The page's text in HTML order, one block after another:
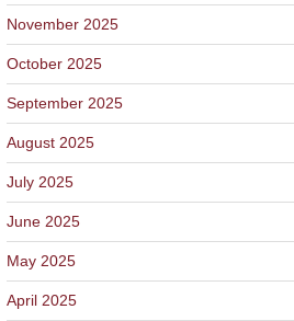
November 2025
October 2025
September 2025
August 2025
July 2025
June 2025
May 2025
April 2025